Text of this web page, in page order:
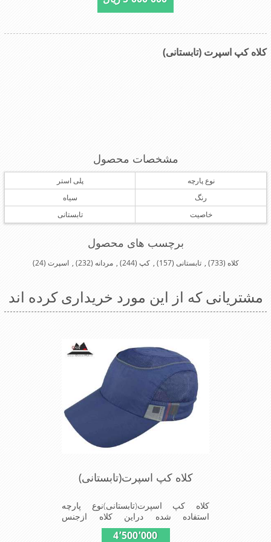
کلاه کپ اسپرت (تابستانی)
مشخصات محصول
نوع پارچه
پلی استر
رنگ
سیاه
خاصیت
تابستانی
برچسب های محصول
کلاه (733)
, تابستانی (157)
, کپ (244)
, مردانه (232)
, اسپرت (24)
مشتریانی که از این مورد خریداری کرده اند
کلاه کپ اسپرت(تابستانی)
کلاه کپ اسپرت(تابستانی)نوع پارچه
استفاده شده دراین کلاه ازجنس
پلیستراست ونقاب که مناسب این شکل
ازکلاه است ودوقسمت پهلوی این کلاه
4٬500٬000